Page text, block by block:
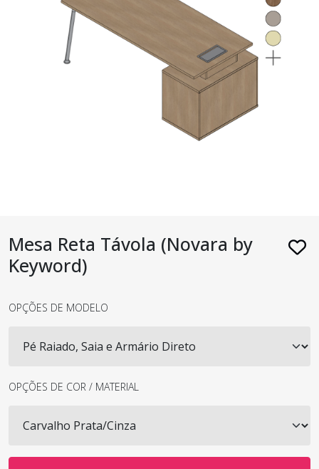
Mesa Reta Távola (Novara by
Keyword)
OPÇÕES DE MODELO
OPÇÕES DE COR / MATERIAL